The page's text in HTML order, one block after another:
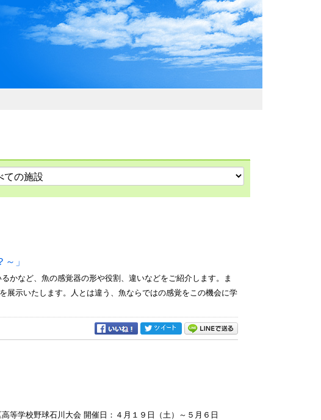
かわおでかけガイド
」
かなど、魚の感覚器の形や役割、違いなどをご紹介します。ま
展示いたします。人とは違う、魚ならではの感覚をこの機会に学
学校野球石川大会 開催日：４月１９日（土）～５月６日